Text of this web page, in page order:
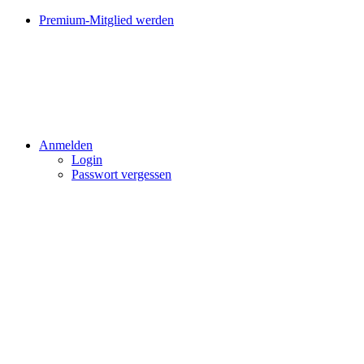
Premium-Mitglied werden
Anmelden
Login
Passwort vergessen